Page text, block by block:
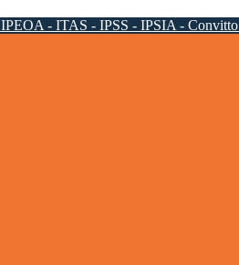
IPEOA - ITAS - IPSS - IPSIA - Convitto